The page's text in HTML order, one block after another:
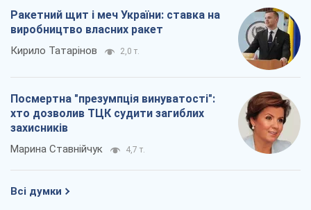
Ракетний щит і меч України: ставка на
виробництво власних ракет
Кирило Татарінов 2,0 т.
Посмертна "презумпція винуватості":
хто дозволив ТЦК судити загиблих
захисників
Марина Ставнійчук 4,7 т.
Всі думки